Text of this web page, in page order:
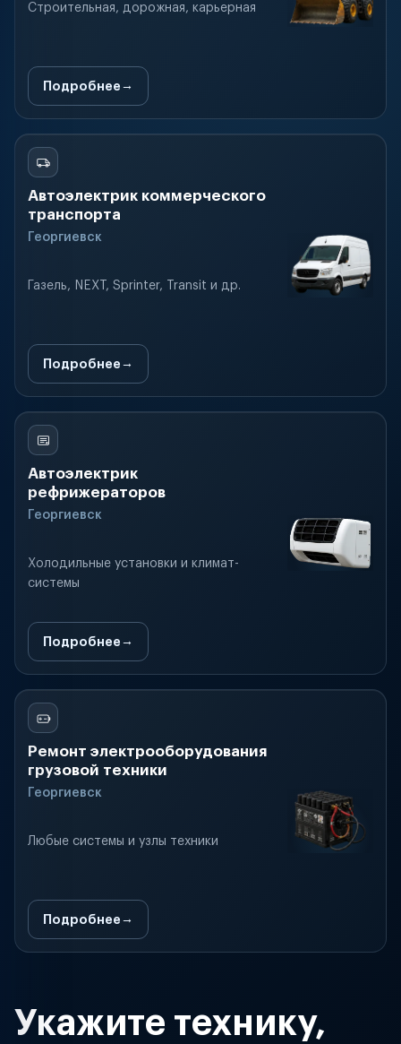
Строительная, дорожная, карьерная
Подробнее
Автоэлектрик коммерческого
транспорта
Георгиевск
Газель, NEXT, Sprinter, Transit и др.
Подробнее
Автоэлектрик
рефрижераторов
Георгиевск
Холодильные установки и климат-
системы
Подробнее
Ремонт электрооборудования
грузовой техники
Георгиевск
Любые системы и узлы техники
Подробнее
Укажите технику,